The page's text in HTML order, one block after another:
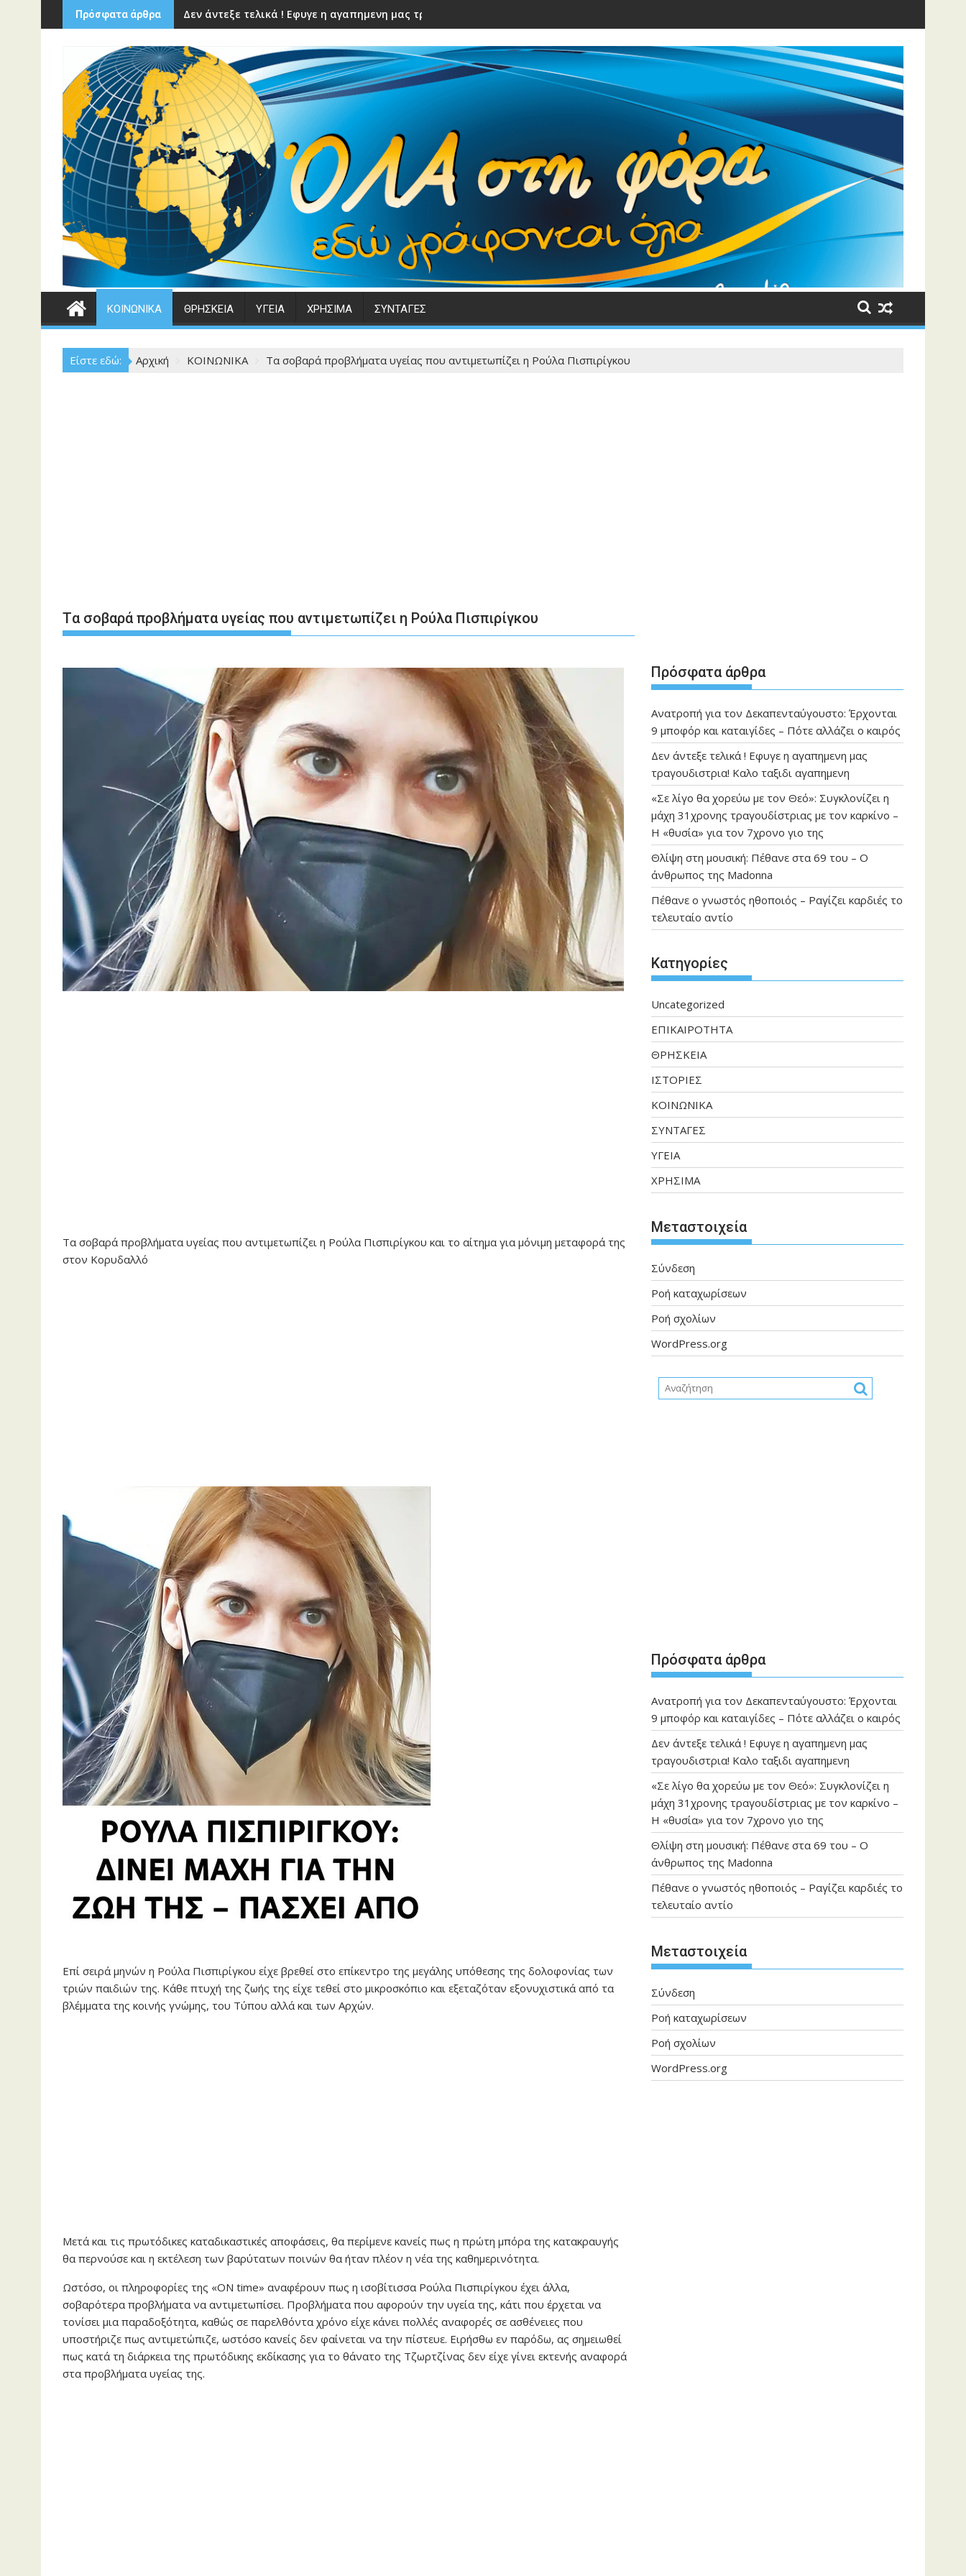
Περάστε
στο
περιεχόμενο
Πρόσφατα άρθρα Δεν άντεξε τελικά ! Εφυγε η αγαπημενη μας τραγουδιστρια! Καλο ταξιδι αγαπημενη
ΚΟΙΝΩΝΙΚΑ ΘΡΗΣΚΕΙΑ ΥΓΕΙΑ ΧΡΗΣΙΜΑ ΣΥΝΤΑΓΕΣ
Είστε εδώ: Αρχική ΚΟΙΝΩΝΙΚΑ Tα σοβαρά προβλήματα υγείας που αντιμετωπίζει η Ρούλα Πισπιρίγκου
Tα σοβαρά προβλήματα υγείας που αντιμετωπίζει η Ρούλα Πισπιρίγκου
Tα σοβαρά προβλήματα υγείας που αντιμετωπίζει η Ρούλα Πισπιρίγκου και το αίτημα για μόνιμη μεταφορά της
στον Κορυδαλλό
Επί σειρά μηνών η Ρούλα Πισπιρίγκου είχε βρεθεί στο επίκεντρο της μεγάλης υπόθεσης της δολοφονίας των
τριών παιδιών της. Κάθε πτυχή της ζωής της είχε τεθεί στο μικροσκόπιο και εξεταζόταν εξονυχιστικά από τα
βλέμματα της κοινής γνώμης, του Τύπου αλλά και των Αρχών.
Μετά και τις πρωτόδικες καταδικαστικές αποφάσεις, θα περίμενε κανείς πως η πρώτη μπόρα της κατακραυγής
θα περνούσε και η εκτέλεση των βαρύτατων ποινών θα ήταν πλέον η νέα της καθημερινότητα.
Ωστόσο, οι πληροφορίες της «ON time» αναφέρουν πως η ισοβίτισσα Ρούλα Πισπιρίγκου έχει άλλα,
σοβαρότερα προβλήματα να αντιμετωπίσει. Προβλήματα που αφορούν την υγεία της, κάτι που έρχεται να
τονίσει μια παραδοξότητα, καθώς σε παρελθόντα χρόνο είχε κάνει πολλές αναφορές σε ασθένειες που
υποστήριζε πως αντιμετώπιζε, ωστόσο κανείς δεν φαίνεται να την πίστευε. Ειρήσθω εν παρόδω, ας σημειωθεί
πως κατά τη διάρκεια της πρωτόδικης εκδίκασης για το θάνατο της Τζωρτζίνας δεν είχε γίνει εκτενής αναφορά
στα προβλήματα υγείας της.
Πρόσφατα άρθρα
Ανατροπή για τον Δεκαπενταύγουστο: Έρχονται
9 μποφόρ και καταιγίδες – Πότε αλλάζει ο καιρός
Δεν άντεξε τελικά ! Εφυγε η αγαπημενη μας
τραγουδιστρια! Καλο ταξιδι αγαπημενη
«Σε λίγο θα χορεύω με τον Θεό»: Συγκλονίζει η
μάχη 31χρονης τραγουδίστριας με τον καρκίνο –
Η «θυσία» για τον 7χρονο γιο της
Θλίψη στη μουσική: Πέθανε στα 69 του – Ο
άνθρωπος της Madonna
Πέθανε ο γνωστός ηθοποιός – Ραγίζει καρδιές το
τελευταίο αντίο
Kατηγορίες
Uncategorized
ΕΠΙΚΑΙΡΟΤΗΤΑ
ΘΡΗΣΚΕΙΑ
ΙΣΤΟΡΙΕΣ
ΚΟΙΝΩΝΙΚΑ
ΣΥΝΤΑΓΕΣ
ΥΓΕΙΑ
ΧΡΗΣΙΜΑ
Μεταστοιχεία
Σύνδεση
Ροή καταχωρίσεων
Ροή σχολίων
WordPress.org
Πρόσφατα άρθρα
Ανατροπή για τον Δεκαπενταύγουστο: Έρχονται
9 μποφόρ και καταιγίδες – Πότε αλλάζει ο καιρός
Δεν άντεξε τελικά ! Εφυγε η αγαπημενη μας
τραγουδιστρια! Καλο ταξιδι αγαπημενη
«Σε λίγο θα χορεύω με τον Θεό»: Συγκλονίζει η
μάχη 31χρονης τραγουδίστριας με τον καρκίνο –
Η «θυσία» για τον 7χρονο γιο της
Θλίψη στη μουσική: Πέθανε στα 69 του – Ο
άνθρωπος της Madonna
Πέθανε ο γνωστός ηθοποιός – Ραγίζει καρδιές το
τελευταίο αντίο
Μεταστοιχεία
Σύνδεση
Ροή καταχωρίσεων
Ροή σχολίων
WordPress.org